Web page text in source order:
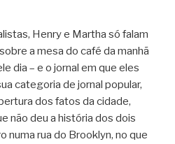
Henry e Martha só falam
a mesa do café da manhã
dia – e o jornal em que eles
categoria de jornal popular,
dos fatos da cidade,
não deu a história dos dois
numa rua do Brooklyn, no que